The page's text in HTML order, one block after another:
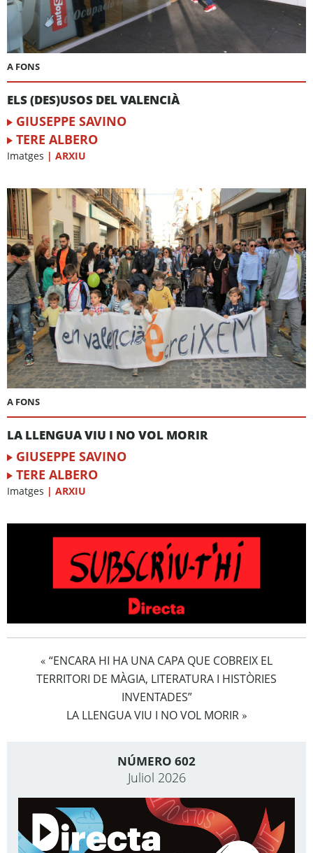
A FONS
ELS (DES)USOS DEL VALENCIÀ
GIUSEPPE SAVINO
TERE ALBERO
Imatges | ARXIU
A FONS
LA LLENGUA VIU I NO VOL MORIR
GIUSEPPE SAVINO
TERE ALBERO
Imatges | ARXIU
« “ENCARA HI HA UNA CAPA QUE COBREIX EL
TERRITORI DE MÀGIA, LITERATURA I HISTÒRIES
INVENTADES”
LA LLENGUA VIU I NO VOL MORIR»
NÚMERO 602
Juliol 2026